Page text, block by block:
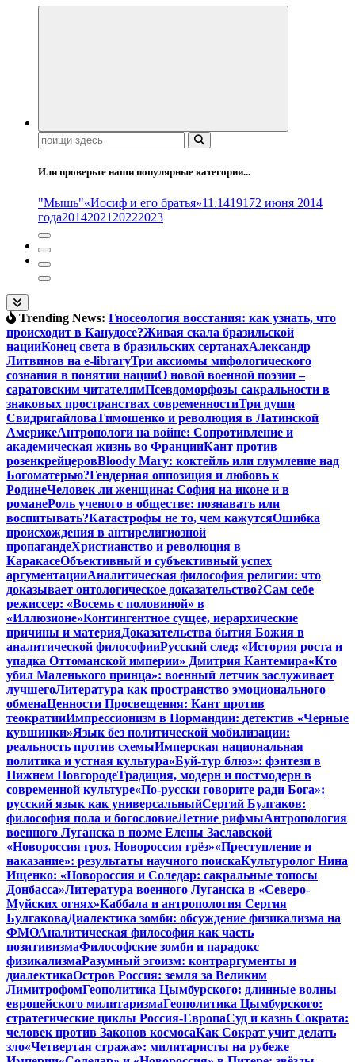
Поиск:
Или проверьте наши популярные категории...
"Мышь"«Иосиф и его братья»11.1419172 июня 2014
года20142021 20222023
Trending News: Гносеология восстания: как узнать, что
происходит в Канудосе?Живая скала бразильской
нацииКонец света в бразильских сертанахАлександр
Литвинов на e-libraryТри аксиомы мифологического
сознания в понятии нацииО новой военной поэзии –
саратовским читателямПсевдоморфозы сакральности в
знаковых пространствах современностиТри души
СвидригайловаТимошенко и революция в Латинской
АмерикеАнтропологи на войне: Сопротивление и
академическая жизнь во ФранцииКант против
розенкрейцеровBloody Mary: коктейль или глумление над
Богоматерью?Гендерная оппозиция и любовь к
РодинеЧеловек ли женщина: София на иконе и в
романеРоль ученого в обществе: познавать или
воспитывать?Катастрофы не то, чем кажутсяОшибка
происхождения в антирелигиозной
пропагандеХристианство и революция в
КаракасеОбъективный и субъективный успех
аргументацииАналитическая философия религии: что
доказывает онтологическое доказательство?Сам себе
режиссер: «Восемь с половиной» в
«Иллюзионе»Контингентное сущее, иерархические
причины и материяДоказательства бытия Божия в
аналитической философииРусский след: «История роста и
упадка Оттоманской империи» Дмитрия Кантемира«Кто
убил Маленького принца»: военный летчик заслуживает
лучшегоЛитература как пространство эмоционального
обменаЦенности Просвещения: Кант против
теократииИмпрессионизм в Нормандии: детектив «Черные
кувшинки»Язык без политической мобилизации:
реальность против схемыИмперская национальная
политика и устная культура«Буй-тур блюз»: фэнтези в
Нижнем НовгородеТрадиция, модерн и постмодерн в
современной культуре«По-русски говорите ради Бога»:
русский язык как универсальныйСергий Булгаков:
философия пола и богословиеЛетние рифмыАнтропология
военного Луганска в поэме Елены Заславской
«Новороссия гроз. Новороссия грёз»«Преступление и
наказание»: результаты научного поискаКультуролог Нина
Ищенко: «Новороссия и Соледар: сакральные топосы
Донбасса»Литература военного Луганска в «Северо-
Муйских огнях»Каббала и антропология Сергия
БулгаковаДиалектика зомби: обсуждение физикализма на
ФМОАналитическая философия как часть
позитивизмаФилософские зомби и парадокс
физикализмаРазумный эгоизм: контраргументы и
диалектикаОстров Россия: земля за Великим
ЛимитрофомГеополитика Цымбурского: длинные волны
европейского милитаризмаГеополитика Цымбурского:
стратегические циклы Россия-ЕвропаСуд и казнь Сократа:
человек против Законов космосаКак Сократ учит делать
зло«Четвертая стража»: милитаристы на рубеже